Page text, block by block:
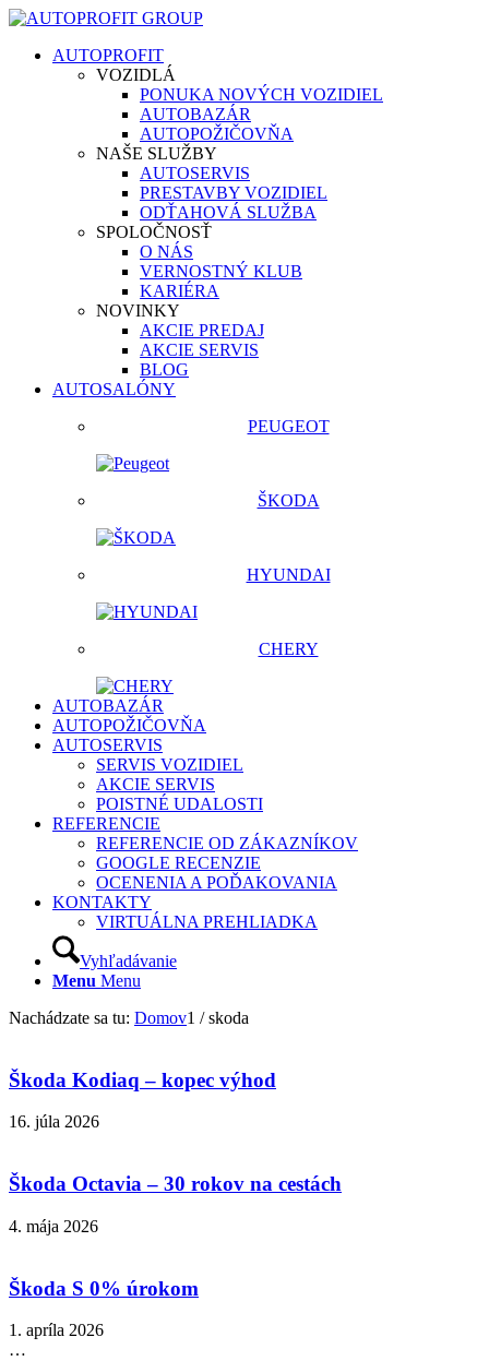
AUTOPROFIT
VOZIDLÁ
PONUKA NOVÝCH VOZIDIEL
AUTOBAZÁR
AUTOPOŽIČOVŇA
NAŠE SLUŽBY
AUTOSERVIS
PRESTAVBY VOZIDIEL
ODŤAHOVÁ SLUŽBA
SPOLOČNOSŤ
O NÁS
VERNOSTNÝ KLUB
KARIÉRA
NOVINKY
AKCIE PREDAJ
AKCIE SERVIS
BLOG
AUTOSALÓNY
PEUGEOT
ŠKODA
HYUNDAI
CHERY
AUTOBAZÁR
AUTOPOŽIČOVŇA
AUTOSERVIS
SERVIS VOZIDIEL
AKCIE SERVIS
POISTNÉ UDALOSTI
REFERENCIE
REFERENCIE OD ZÁKAZNÍKOV
GOOGLE RECENZIE
OCENENIA A POĎAKOVANIA
KONTAKTY
VIRTUÁLNA PREHLIADKA
Vyhľadávanie
Menu Menu
Nachádzate sa tu: Domov1 / skoda
Škoda Kodiaq – kopec výhod
16. júla 2026
Škoda Octavia – 30 rokov na cestách
4. mája 2026
Škoda S 0% úrokom
1. apríla 2026
…